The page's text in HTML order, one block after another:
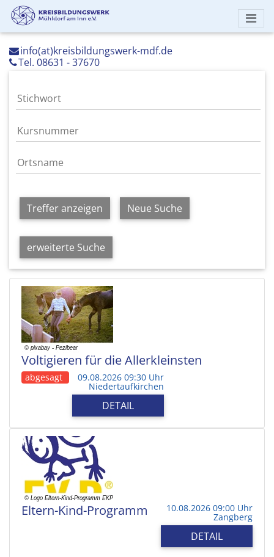
info(at)kreisbildungswerk-mdf.de
Tel. 08631 - 37670
Treffer anzeigen Neue Suche
erweiterte Suche
Voltigieren für die Allerkleinsten
abgesagt 09.08.2026 09:30 Uhr
Niedertaufkirchen
DETAIL
Eltern-Kind-Programm 10.08.2026 09:00 Uhr
Zangberg
DETAIL